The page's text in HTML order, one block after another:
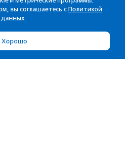
вы соглашаетесь с Политикой
данных
Хорошо